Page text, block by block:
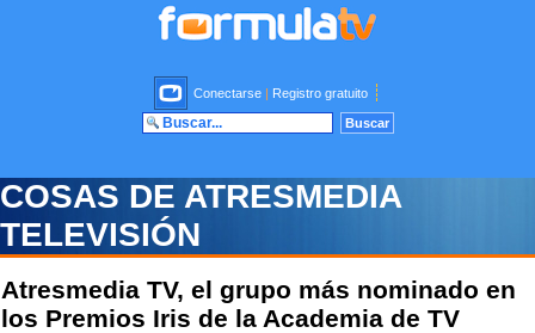
Conectarse | Registro gratuito
COSAS DE ATRESMEDIA
TELEVISIÓN
Atresmedia TV, el grupo más nominado en
los Premios Iris de la Academia de TV